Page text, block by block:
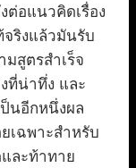
ต่อแนวคิดเรื่อง
จริงแล้วมันรับ
สูตรสำเร็จ
ที่น่าทึ่ง และ
นอีกหนึ่งผล
เฉพาะสำหรับ
ละท้าทาย